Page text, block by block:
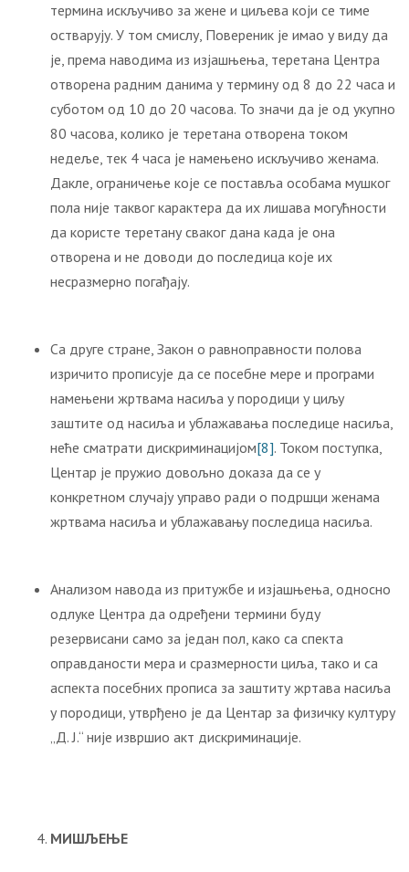
термина искључиво за жене и циљева који се тиме
остварују. У том смислу, Повереник је имао у виду да
је, према наводима из изјашњења, теретана Центра
отворена радним данима у термину од 8 до 22 часа и
суботом од 10 до 20 часова. То значи да је од укупно
80 часова, колико је теретана отворена током
недеље, тек 4 часа је намењено искључиво женама.
Дакле, ограничење које се поставља особама мушког
пола није таквог карактера да их лишава могућности
да користе теретану сваког дана када је она
отворена и не доводи до последица које их
несразмерно погађају.
Са друге стране, Закон о равноправности полова
изричито прописује да се посебне мере и програми
намењени жртвама насиља у породици у циљу
заштите од насиља и ублажавања последице насиља,
неће сматрати дискриминацијом[8]. Током поступка,
Центар је пружио довољно доказа да се у
конкретном случају управо ради о подршци женама
жртвама насиља и ублажавању последица насиља.
Анализом навода из притужбе и изјашњења, односно
одлуке Центра да одређени термини буду
резервисани само за један пол, како са спекта
оправданости мера и сразмерности циља, тако и са
аспекта посебних прописа за заштиту жртава насиља
у породици, утврђено је да Центар за физичку културу
„Д. Ј.“ није извршио акт дискриминације.
МИШЉЕЊЕ